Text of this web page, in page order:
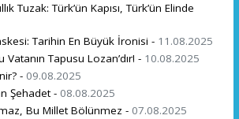
Tuzak: Türk’ün Kapısı, Türk’ün Elinde
Tarihin En Büyük İronisi - 11.08.2025
Vatanın Tapusu Lozan’dır! - 10.08.2025
- 09.08.2025
Şehadet - 08.08.2025
Bu Millet Bölünmez - 07.08.2025